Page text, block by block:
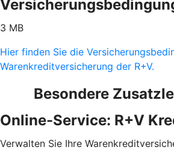
3 MB
Hier finden Sie die
Warenkreditversicherung der R+V.
Besondere
Online-Service: R+V
Verwalten Sie Ihre